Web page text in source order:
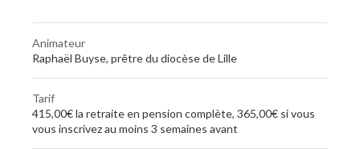
Animateur
Raphaël Buyse, prêtre du diocèse de Lille
Tarif
415,00€ la retraite en pension complète, 365,00€ si vous
vous inscrivez au moins 3 semaines avant